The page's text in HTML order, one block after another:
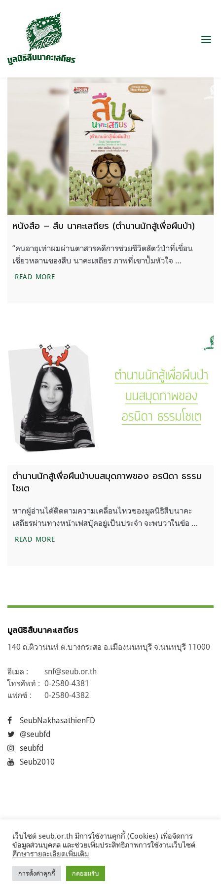
หนังสือ – สืบ นาคะเสถียร (ตำนานนักสู้เพื่อผืนป่า)
“คนอายุเท่าผมผ่านตาสารคดีการช่วยชีวิตสัตว์ป่าที่เขื่อน
เชี่ยวหลานของสืบ นาคะเสถียร ภาพที่เขาปั้มหัวใจ …
READ MOREหนังสือ – สืบ นาคะเสถียร (ตำนานนักสู้เพื่อผืนป่า)
ตำนานนักสู้เพื่อผืนป่าบนสมุดภาพของ อรนิดา ธรรม
โชเต
หากผู้อ่านได้ติดตามความเคลื่อนไหวของมูลนิธิสืบนาคะ
เสถียรผ่านทางหน้าเฟสบุ๊คอยู่เป็นประจำ จะพบว่าในข้อ …
READ MOREตำนานนักสู้เพื่อผืนป่าบนสมุดภาพของ อรนิดา ธรรมโ
มูลนิธิสืบนาคะเสถียร
140 ถ.ติวานนท์ ต.บางกระสอ อ.เมืองนนทบุรี จ.นนทบุรี 11000
อีเมล :
snf@seub.or.th
โทรศัพท์ : 0-2580-4381
แฟกซ์ :
0-2580-4382
SeubNakhasathienFD
@seubfd
seubfd
Seub2010
©2017 Seub.or.th
เว็บไซต์ seub.or.th มีการใช้งานคุกกี้ (Cookies) เพื่อจัดการ
ข้อมูลส่วนบุคคล และช่วยเพิ่มประสิทธิภาพการใช้งานเว็บไซต์
ศึกษารายละเอียดเพิ่มเติม
การตั้งค่าคุกกี้ กดยอมรับ